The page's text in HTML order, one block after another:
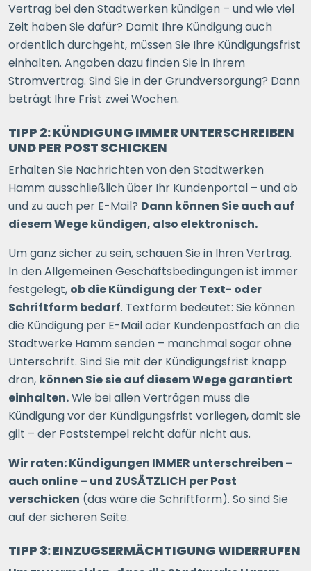
Vertrag bei den Stadtwerken kündigen – und wie viel
Zeit haben Sie dafür? Damit Ihre Kündigung auch
ordentlich durchgeht, müssen Sie Ihre Kündigungsfrist
einhalten. Angaben dazu finden Sie in Ihrem
Stromvertrag. Sind Sie in der Grundversorgung? Dann
beträgt Ihre Frist zwei Wochen.
TIPP 2: KÜNDIGUNG IMMER UNTERSCHREIBEN
UND PER POST SCHICKEN
Erhalten Sie Nachrichten von den Stadtwerken
Hamm ausschließlich über Ihr Kundenportal – und ab
und zu auch per E-Mail? Dann können Sie auch auf
diesem Wege kündigen, also elektronisch.
Um ganz sicher zu sein, schauen Sie in Ihren Vertrag.
In den Allgemeinen Geschäftsbedingungen ist immer
festgelegt, ob die Kündigung der Text- oder
Schriftform bedarf. Textform bedeutet: Sie können
die Kündigung per E-Mail oder Kundenpostfach an die
Stadtwerke Hamm senden – manchmal sogar ohne
Unterschrift. Sind Sie mit der Kündigungsfrist knapp
dran, können Sie sie auf diesem Wege garantiert
einhalten.Wie bei allen Verträgen muss die
Kündigung vor der Kündigungsfrist vorliegen, damit sie
gilt – der Poststempel reicht dafür nicht aus.
Wir raten: Kündigungen IMMER unterschreiben –
auch online – und ZUSÄTZLICH per Post
verschicken (das wäre die Schriftform). So sind Sie
auf der sicheren Seite.
TIPP 3: EINZUGSERMÄCHTIGUNG WIDERRUFEN